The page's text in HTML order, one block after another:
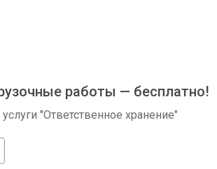
работы — бесплатно!
"Ответственное хранение"